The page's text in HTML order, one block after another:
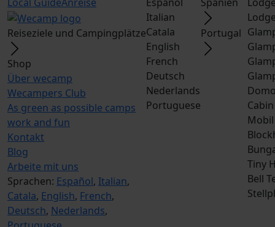
Reiseziele und Campingplätze
Shop
Über wecamp
Wecampers Club
As green as possible camps
work and fun
Kontakt
Blog
Arbeite mit uns
Sprachen: Español, Italian,
Catala, English, French,
Deutsch, Nederlands,
Italian
Catala
English
French
Deutsch
Nederlands
Portuguese
Portugal
Tiny
Bell